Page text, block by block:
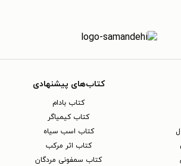
کتاب‌های پیشنهادی
کتاب بادام
کتاب کیمیاگر
کتاب اسب سیاه
کتاب اثر مرکب
کتاب سمفونی مردگان